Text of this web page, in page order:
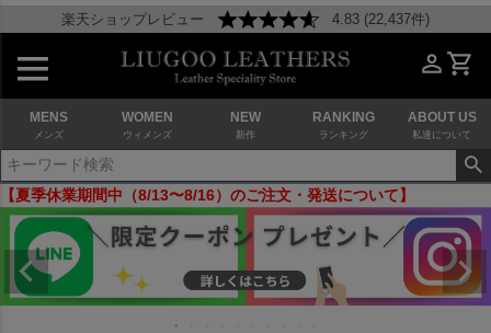
楽天ショップレビュー 4.83 (22,437件)
MENS
メンズ
WOMEN
ウィメンズ
NEW
新作
RANKING
ランキング
ABOUT US
私達について
【夏季休業期間中（8/13〜8/16）のご注文・発送について】